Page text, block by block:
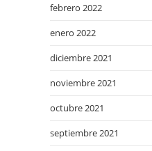
febrero 2022
enero 2022
diciembre 2021
noviembre 2021
octubre 2021
septiembre 2021